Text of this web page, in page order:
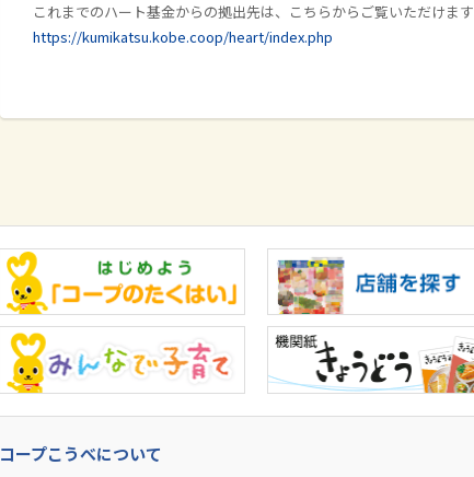
これまでのハート基金からの拠出先は、こちらからご覧いただけます
https://kumikatsu.kobe.coop/heart/index.php
コープこうべについて